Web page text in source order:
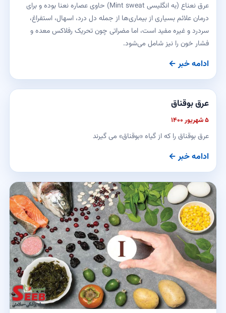
عرق نعناع (به انگلیسی Mint sweat) حاوی عصاره نعنا بوده و برای
درمان علائم بسیاری از بیماری‌ها از جمله دل درد، اسهال، استفراغ،
سردرد و غیره مفید است، اما مضراتی چون تحریک رفلاکس معده و
فشار خون را نیز شامل می‌شود.
ادامه خبر ←
عرق بوقناق
۵ شهریور ۱۴۰۰
عرق بوقناق را که از گیاه «بوقناق» می گیرند
ادامه خبر ←